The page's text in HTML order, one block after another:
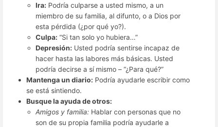
Ira: Podría culparse a usted mismo, a un
miembro de su familia, al difunto, o a Dios por
esta pérdida (¿por qué yo?).
Culpa: “Si tan solo yo hubiera…”
Depresión: Usted podría sentirse incapaz de
hacer hasta las labores más básicas. Usted
podría decirse a sí mismo – “¿Para qué?”
Mantenga un diario: Podría ayudarle escribir como
se está sintiendo.
Busque la ayuda de otros:
Amigos y familia: Hablar con personas que no
son de su propia familia podría ayudarle a